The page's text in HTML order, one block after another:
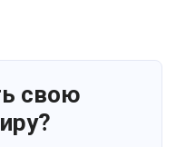
свою